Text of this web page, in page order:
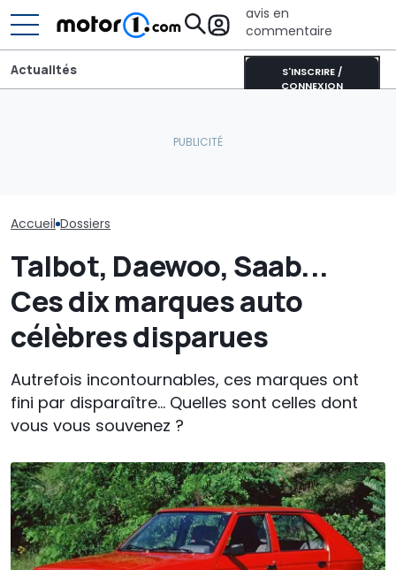
avis en
commentaire
S'INSCRIRE /
CONNEXION
Actualités
Accueil Dossiers
Talbot, Daewoo, Saab...
Ces dix marques auto
célèbres disparues
Autrefois incontournables, ces marques ont
fini par disparaître... Quelles sont celles dont
vous vous souvenez ?